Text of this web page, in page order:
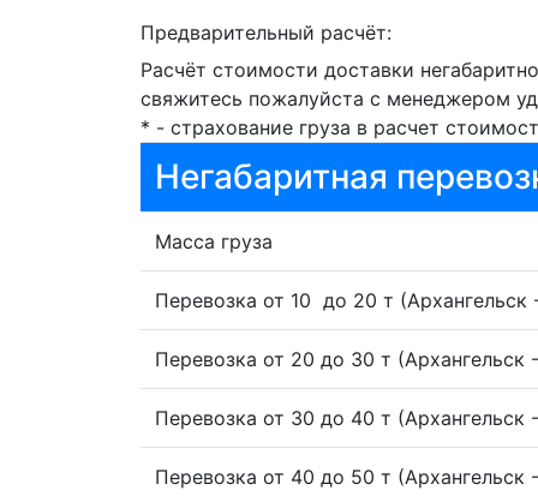
Выбор маршрута перевозки кранов
и возможные ограничения на пути.
для окружающих участников
Перевозка промышленных автоклавов
внимания к деталям.
Автоклавы широко применяются в
температурой.
Их перевозка относится к категории
Сроки перевозки зависят от
а также технические характеристики
Кроме того, необходимо учитывать
Упаковка промышленных автоклавов
используются специализированные
повреждений в процессе перевозки.
Максимальная скорость при
Предварительный расчёт:
Расчёт стоимости доставки
свяжитесь пожалуйста с менеджером
* - страхование груза в расчет
Негабаритная
Масса груза
Перевозка от 10 до 20 т (Архангельск
Перевозка от 20 до 30 т (Архангельск
Перевозка от 30 до 40 т (Архангельск
Перевозка от 40 до 50 т (Архангельск